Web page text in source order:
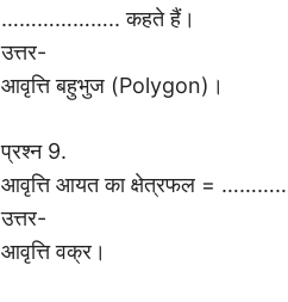
……………….. कहते हैं।
उत्तर-
आवृत्ति बहुभुज (Polygon)।
प्रश्न 9.
आवृत्ति आयत का क्षेत्रफल =
उत्तर-
आवृत्ति वक्र।